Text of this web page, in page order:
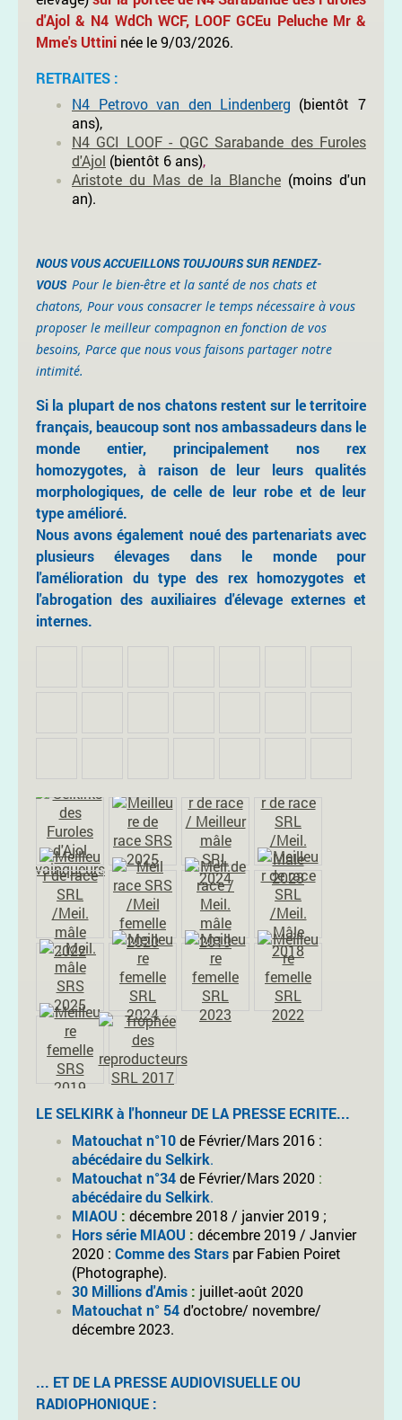
d'Ajol & N4 WdCh WCF, LOOF GCEu Peluche Mr &
Mme's Uttini née le 9/03/2026.
RETRAITES :
N4 Petrovo van den Lindenberg (bientôt 7
ans),
N4 GCI LOOF - QGC Sarabande des Furoles
d'Ajol (bientôt 6 ans),
Aristote du Mas de la Blanche (moins d'un
an).
NOUS VOUS ACCUEILLONS TOUJOURS SUR RENDEZ-
VOUS Pour le bien-être et la santé de nos chats et
chatons, Pour vous consacrer le temps nécessaire à vous
proposer le meilleur compagnon en fonction de vos
besoins, Parce que nous vous faisons partager notre
intimité.
Si la plupart de nos chatons restent sur le territoire
français, beaucoup sont nos ambassadeurs dans le
monde entier, principalement nos rex
homozygotes, à raison de leur leurs qualités
morphologiques, de celle de leur robe et de leur
type amélioré.
Nous avons également noué des partenariats avec
plusieurs élevages dans le monde pour
l'amélioration du type des rex homozygotes et
l'abrogation des auxiliaires d'élevage externes et
internes.
LE SELKIRK à l'honneur DE LA PRESSE ECRITE...
Matouchat n°10 de Février/Mars 2016 :
abécédaire du Selkirk.
Matouchat n°34 de Février/Mars 2020 :
abécédaire du Selkirk.
MIAOU : décembre 2018 / janvier 2019 ;
Hors série MIAOU : décembre 2019 / Janvier
2020 : Comme des Stars par Fabien Poiret
(Photographe).
30 Millions d'Amis : juillet-août 2020
Matouchat n° 54 d'octobre/ novembre/
décembre 2023.
... ET DE LA PRESSE AUDIOVISUELLE OU
RADIOPHONIQUE :